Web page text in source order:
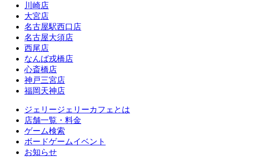
川崎店
大宮店
名古屋駅西口店
名古屋大須店
西尾店
なんば戎橋店
心斎橋店
神戸三宮店
福岡天神店
ジェリージェリーカフェとは
店舗一覧・料金
ゲーム検索
ボードゲームイベント
お知らせ